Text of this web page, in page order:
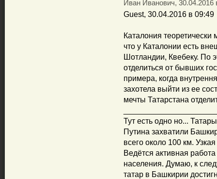
Иван Иванович, 30.04.2016
Guest, 30.04.2016 в 09:49
Каталония теоретически
что у Каталонии есть
Шотландии, Квебеку. По
отделиться от бывших
примера, когда
захотела выйти из ее
мечты Татарстана
Тут есть одно но...
Путина захватили
всего около 100 км.
Ведётся активная
населения. Думаю, к
татар в Башкирии